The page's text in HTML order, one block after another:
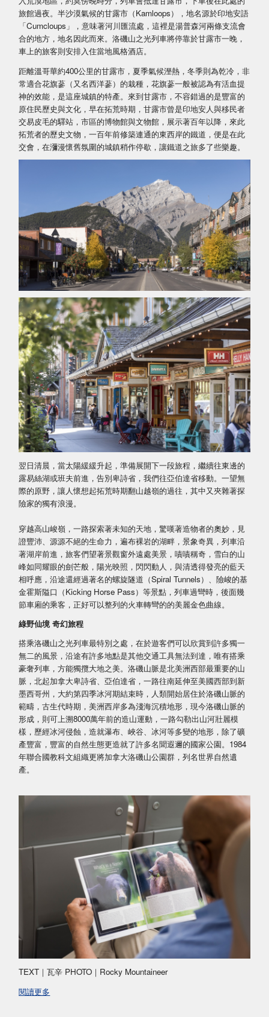
旅館過夜。半沙漠氣候的甘露市（Kamloops），地名源於印地安語
「Cumcloups」，意味著河川匯流處，這裡是湯普森河兩條支流會
合的地方，地名因此而來。洛磯山之光列車將停靠於甘露市一晚，
車上的旅客則安排入住當地風格酒店。
距離溫哥華約400公里的甘露市，夏季氣候溼熱，冬季則為乾冷，非
常適合花旗蔘（又名西洋蔘）的栽種，花旗蔘一般被認為有活血提
神的效能，是這座城鎮的特產。來到甘露市，不容錯過的是豐富的
原住民歷史與文化，早在拓荒時期，甘露市曾是印地安人與移民者
交易皮毛的驛站，市區的博物館與文物館，展示著百年以降，來此
拓荒者的歷史文物，一百年前修築連通的東西岸的鐵道，便是在此
交會，在瀰漫懷舊氛圍的城鎮稍作停歇，讓鐵道之旅多了些樂趣。
翌日清晨，當太陽緩緩升起，準備展開下一段旅程，繼續往東邊的
露易絲湖或班夫前進，告別卑詩省，我們往亞伯達省移動。一望無
際的原野，讓人懷想起拓荒時期翻山越嶺的過往，其中又夾雜著探
險家的獨有浪漫。
穿越高山峻嶺，一路探索著未知的天地，驚嘆著造物者的奧妙，見
證豐沛、源源不絕的生命力，遍布裸岩的湖畔，景象奇異，列車沿
著湖岸前進，旅客們望著景觀窗外遠處美景，嘖嘖稱奇，雪白的山
峰如同耀眼的劍芒般，陽光映照，閃閃動人，與清透得發亮的藍天
相呼應，沿途還經過著名的螺旋隧道（Spiral Tunnels）、險峻的基
金霍斯隘口（Kicking Horse Pass）等景點，列車過彎時，後面幾
節車廂的乘客，正好可以整列的火車轉彎的的美麗金色曲線。
綠野仙境 奇幻旅程
搭乘洛磯山之光列車最特別之處，在於遊客們可以欣賞到許多獨一
無二的風景，沿途有許多地點是其他交通工具無法到達，唯有搭乘
豪奢列車，方能獨攬大地之美。洛磯山脈是北美洲西部最重要的山
脈，北起加拿大卑詩省、亞伯達省，一路往南延伸至美國西部到新
墨西哥州，大約第四季冰河期結束時，人類開始居住於洛磯山脈的
範疇，古生代時期，美洲西岸多為淺海沉積地形，現今洛磯山脈的
形成，則可上溯8000萬年前的造山運動，一路勾勒出山河壯麗模
樣，歷經冰河侵蝕，造就瀑布、峽谷、冰河等多變的地形，除了礦
產豐富，豐富的自然生態更造就了許多名聞遐邇的國家公園。1984
年聯合國教科文組織更將加拿大洛磯山公園群，列名世界自然遺
產。
TEXT｜瓦辛 PHOTO｜Rocky Mountaineer
閱讀更多